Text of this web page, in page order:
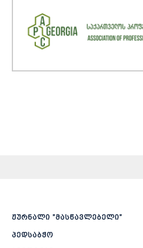
ჟურნალი ”მასწავლებელი”
პედსაბჭო